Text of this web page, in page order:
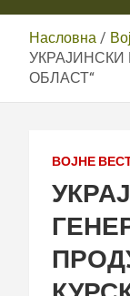
Насловна
ОБЛАСТ“
ВОЈНЕ